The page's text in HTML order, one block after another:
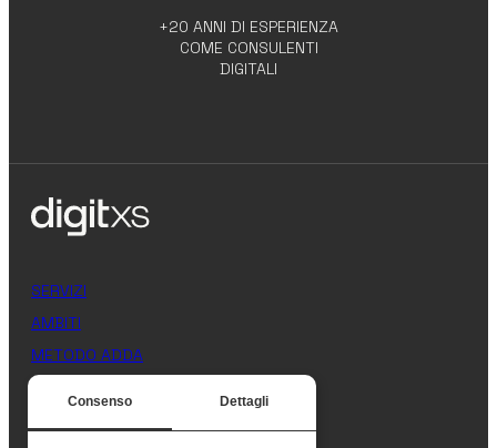
Consenso Dettagli
+20 ANNI DI ESPERIENZA
COME CONSULENTI
DIGITALI
SERVIZI
AMBITI
METODO ADDA